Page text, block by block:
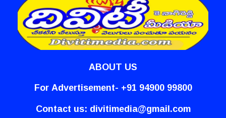
ABOUT US
For Advertisement- +91 94900 99800
Contact us: divitimedia@gmail.com